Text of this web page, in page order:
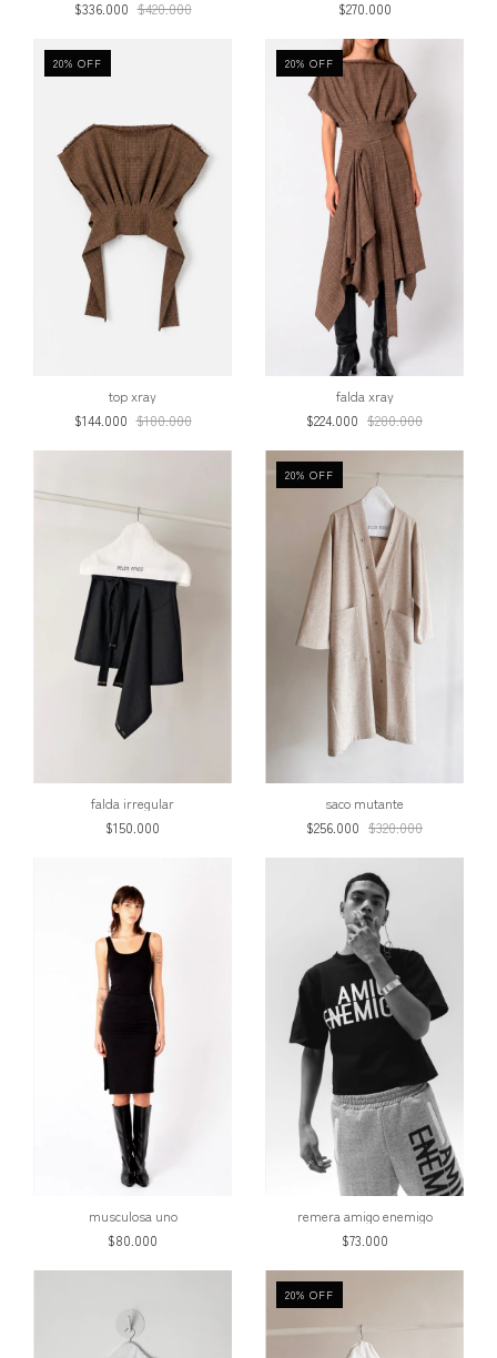
$336.000 $420.000 $270.000
20% OFF
top xray
$144.000 $180.000
20% OFF
falda xray
$224.000 $280.000
falda irregular
$150.000
20% OFF
saco mutante
$256.000 $320.000
musculosa uno
$80.000
remera amigo enemigo
$73.000
20% OFF